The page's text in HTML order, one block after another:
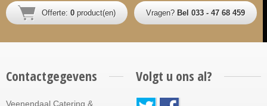
Offerte: 0 product(en) Vragen? Bel 033 - 47 68 459
Contactgegevens
Veenendaal Catering &
Volgt u ons al?